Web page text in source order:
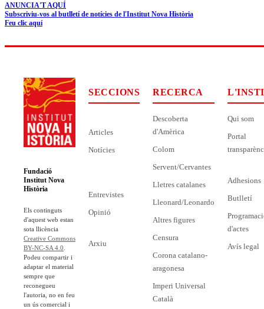
ANUNCIA'T AQUÍ
Subscriviu-vos al butlletí de notícies de l'Institut Nova Història
Feu clic aquí
Fundació
Institut Nova
Història
Els continguts
d'aquest web estan
sota llicència
Creative Commons
BY-NC-SA 4.0
Podeu compartir i
adaptar el material
sempre que
reconegueu
l'autoria, no en feu
un ús comercial i
SECCIONS
Articles
Notícies
Entrevistes
Opinió
Arxiu
RECERCA
Descoberta
d'Amèrica
Colom
Servent/Cervantes
Lletres catalanes
Lleonard/Leonardo
Altres figures
Censura
Corona catalano-
aragonesa
Imperi Universal
Català
Qui som
Portal
Adhesions
Butlletí
d'actes
Avís legal